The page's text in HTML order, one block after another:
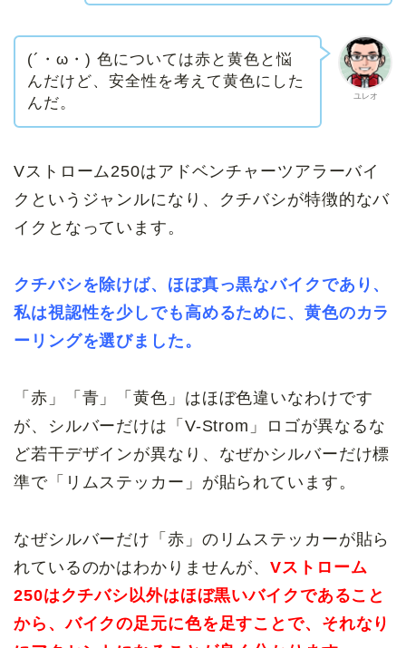
ユレオ
(´・ω・) 色については赤と黄色と悩
んだけど、安全性を考えて黄色にした
んだ。
Vストローム250はアドベンチャーツアラーバイ
クというジャンルになり、クチバシが特徴的なバ
イクとなっています。
クチバシを除けば、ほぼ真っ黒なバイクであり、
私は視認性を少しでも高めるために、黄色のカラ
ーリングを選びました。
「赤」「青」「黄色」はほぼ色違いなわけです
が、シルバーだけは「V-Strom」ロゴが異なるな
ど若干デザインが異なり、なぜかシルバーだけ標
準で「リムステッカー」が貼られています。
なぜシルバーだけ「赤」のリムステッカーが貼ら
れているのかはわかりませんが、Vストローム
250はクチバシ以外はほぼ黒いバイクであること
から、バイクの足元に色を足すことで、それなり